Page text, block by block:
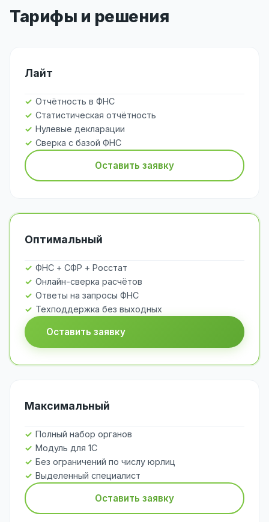
Тарифы и решения
Лайт
Отчётность в ФНС
Статистическая отчётность
Нулевые декларации
Сверка с базой ФНС
Оставить заявку
Оптимальный
ФНС + СФР + Росстат
Онлайн-сверка расчётов
Ответы на запросы ФНС
Техподдержка без выходных
Оставить заявку
Максимальный
Полный набор органов
Модуль для 1С
Без ограничений по числу юрлиц
Выделенный специалист
Оставить заявку